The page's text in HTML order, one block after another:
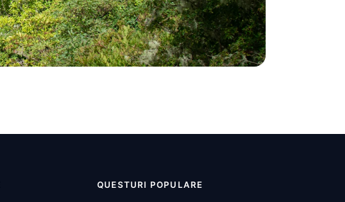
QUESTURI POPULARE